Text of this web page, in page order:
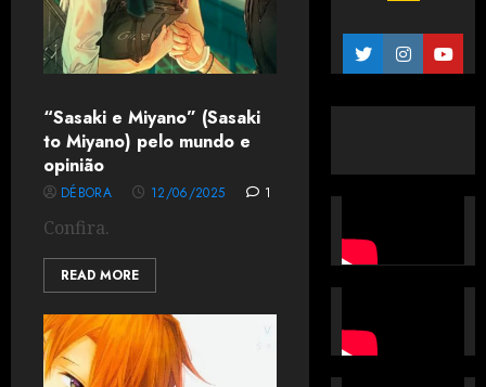
“Sasaki e Miyano” (Sasaki
to Miyano) pelo mundo e
opinião
DÉBORA 12/06/2025 1
Confira.
READ MORE